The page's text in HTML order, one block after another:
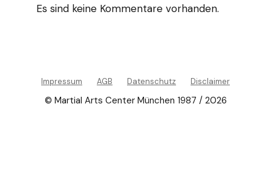
Es sind keine Kommentare vorhanden.
Impressum AGB Datenschutz Disclaimer
© Martial Arts Center München 1987 / 2026